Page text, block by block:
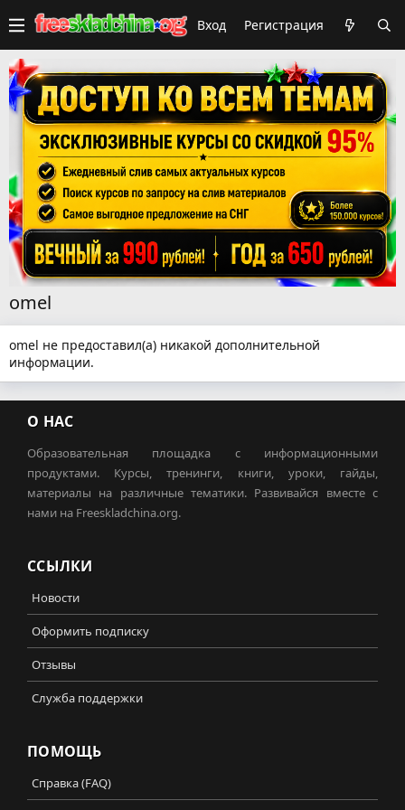
Вход Регистрация
omel
omel не предоставил(а) никакой дополнительной
информации.
О НАС
Образовательная площадка с информационными
продуктами. Курсы, тренинги, книги, уроки, гайды,
материалы на различные тематики. Развивайся вместе с
нами на Freeskladchina.org.
ССЫЛКИ
Новости
Оформить подписку
Отзывы
Служба поддержки
ПОМОЩЬ
Справка (FAQ)